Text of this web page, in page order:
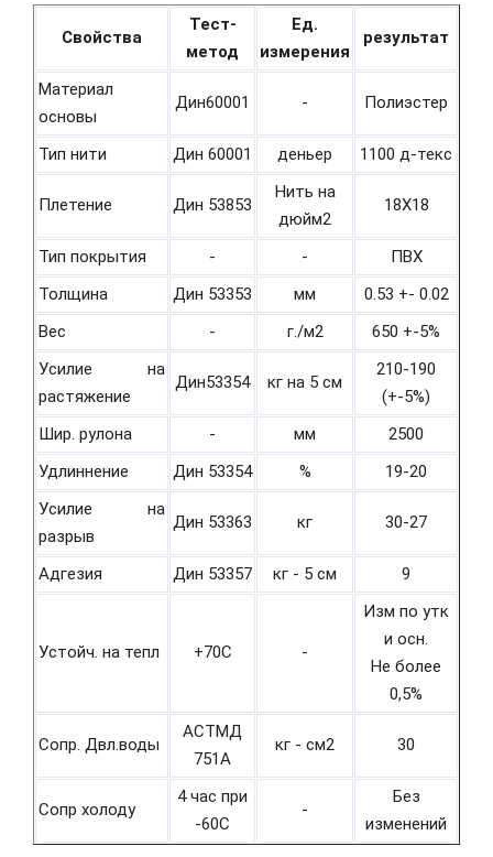
Свойства
Тест-
метод
Ед.
измерения
результат
Материал
основы
Дин60001 - Полиэстер
Тип нити Дин 60001 деньер 1100 д-текс
Плетение Дин 53853
Нить на
дюйм2
18Х18
Тип покрытия - -
ПВХ
Толщина
Дин 53353 мм
0.53 +- 0.02
Вес
- г./м2
650 +-5%
Усилие на
растяжение
Дин53354 кг на 5 см
210-190
(+-5%)
Шир. рулона
- мм
2500
Удлиннение
Дин 53354 %
19-20
Усилие на
разрыв
Дин 53363 кг 30-27
Адгезия Дин 53357 кг - 5 см 9
Устойч. на тепл +70С -
Изм по утк
и осн.
Не более
0,5%
Сопр. Двл.воды
АСТМД
751А
кг - см2 30
Сопр холоду
4 час при
-60С
-
Без
изменений